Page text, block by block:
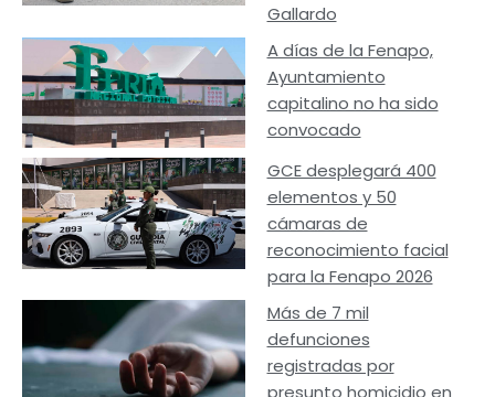
Gallardo
A días de la Fenapo,
Ayuntamiento
capitalino no ha sido
convocado
GCE desplegará 400
elementos y 50
cámaras de
reconocimiento facial
para la Fenapo 2026
Más de 7 mil
defunciones
registradas por
presunto homicidio en